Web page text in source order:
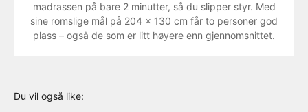
madrassen på bare 2 minutter, så du slipper styr. Med
sine romslige mål på 204 x 130 cm får to personer god
plass – også de som er litt høyere enn gjennomsnittet.